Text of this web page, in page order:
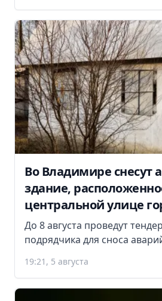
Во Владимире снесут
здание,
центральной улице
До 8 августа проведут
подрядчика для сноса
19:21, 5 августа